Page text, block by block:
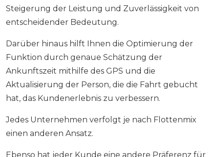
Steigerung der Leistung und Zuverlässigkeit von
entscheidender Bedeutung.
Darüber hinaus hilft Ihnen die Optimierung der
Funktion durch genaue Schätzung der
Ankunftszeit mithilfe des GPS und die
Aktualisierung der Person, die die Fahrt gebucht
hat, das Kundenerlebnis zu verbessern.
Jedes Unternehmen verfolgt je nach Flottenmix
einen anderen Ansatz.
Ebenso hat jeder Kunde eine andere Präferenz für